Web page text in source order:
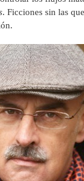
. Ficciones sin las